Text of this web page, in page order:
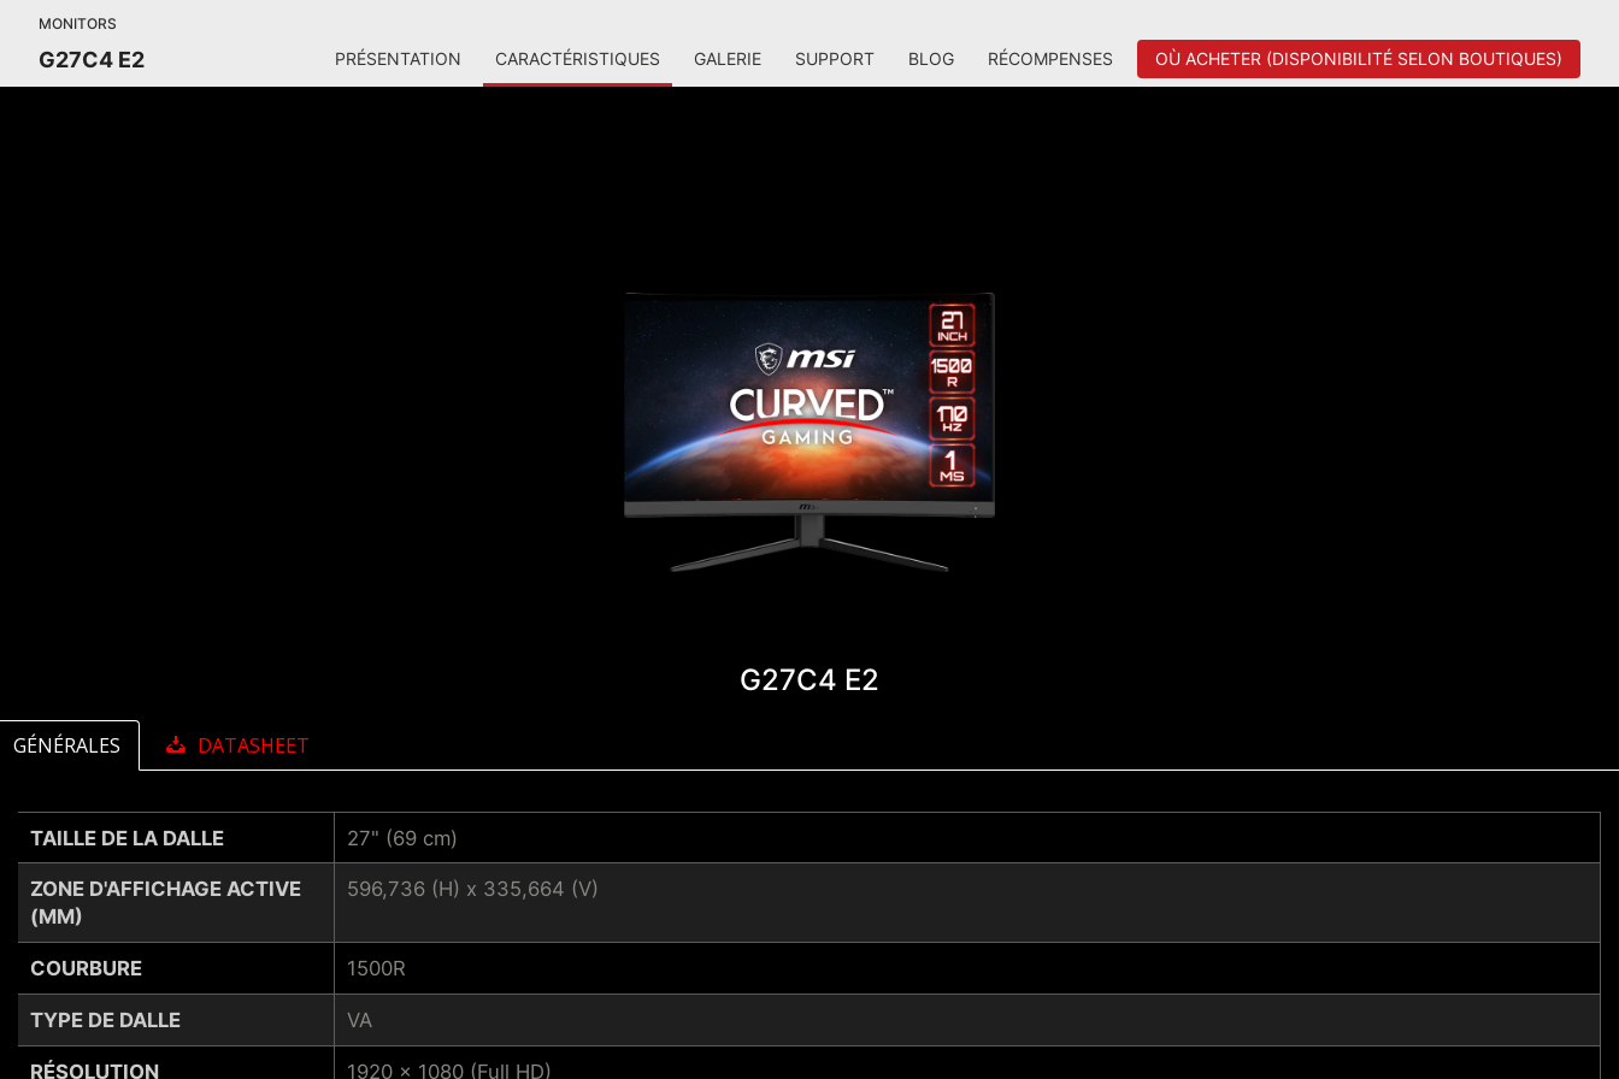
MONITORS
G27C4 E2 PRÉSENTATION CARACTÉRISTIQUES GALERIE SUPPORT BLOG RÉCOMPENSES OÙ ACHETER (DISPONIBILITÉ SELON BOUTIQUES)
G27C4 E2
GÉNÉRALES DATASHEET
TAILLE DE LA DALLE
ZONE D'AFFICHAGE ACTIVE
(MM)
COURBURE
TYPE DE DALLE
RÉSOLUTION
27" (69 cm)
596,736 (H) x 335,664 (V)
1500R
VA
1920 x 1080 (Full HD)